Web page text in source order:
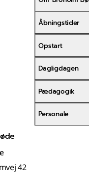
Åbningstider
Opstart
Dagligdagen
Pædagogik
Personale
42